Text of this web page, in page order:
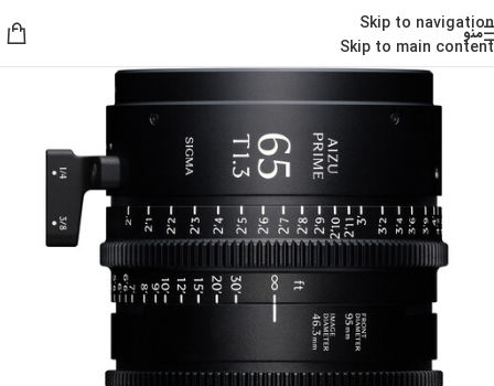
Skip to navigation
Skip to main content
منو